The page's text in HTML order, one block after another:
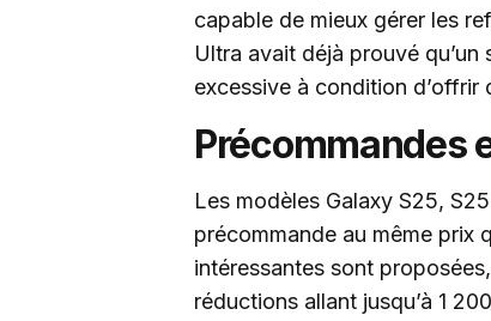
capable de mieux gérer les
Ultra avait déjà prouvé qu’un
excessive à condition
Précommandes
Les modèles Galaxy S25,
précommande au même prix
intéressantes sont
réductions allant jusqu’à 1